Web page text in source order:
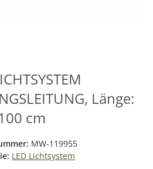
Länge:
cm
MW-119955
LED Lichtsystem